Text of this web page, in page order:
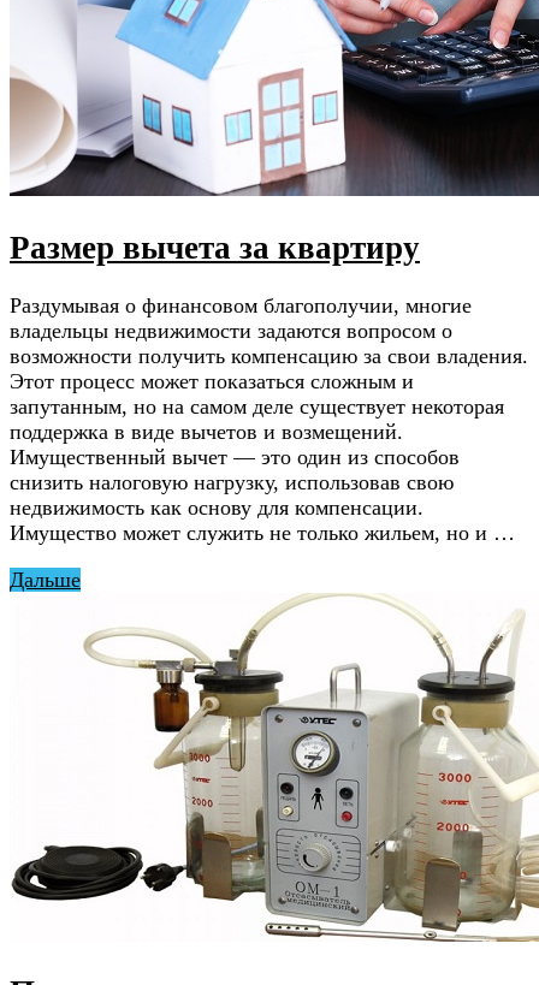
Размер вычета за квартиру
Раздумывая о финансовом благополучии, многие
владельцы недвижимости задаются вопросом о
возможности получить компенсацию за свои владения.
Этот процесс может показаться сложным и
запутанным, но на самом деле существует некоторая
поддержка в виде вычетов и возмещений.
Имущественный вычет — это один из способов
снизить налоговую нагрузку, использовав свою
недвижимость как основу для компенсации.
Имущество может служить не только жильем, но и …
Дальше